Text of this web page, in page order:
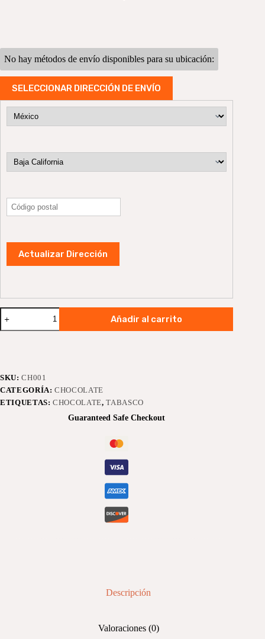
No hay métodos de envío disponibles para su ubicación:
SELECCIONAR DIRECCIÓN DE ENVÍO
Actualizar Dirección
Choco
Oscuro
-
chocolate
cantidad
Añadir al carrito
SKU:CH001
CATEGORÍA:CHOCOLATE
ETIQUETAS:CHOCOLATE,TABASCO
Guaranteed Safe Checkout
Descripción
Valoraciones (0)